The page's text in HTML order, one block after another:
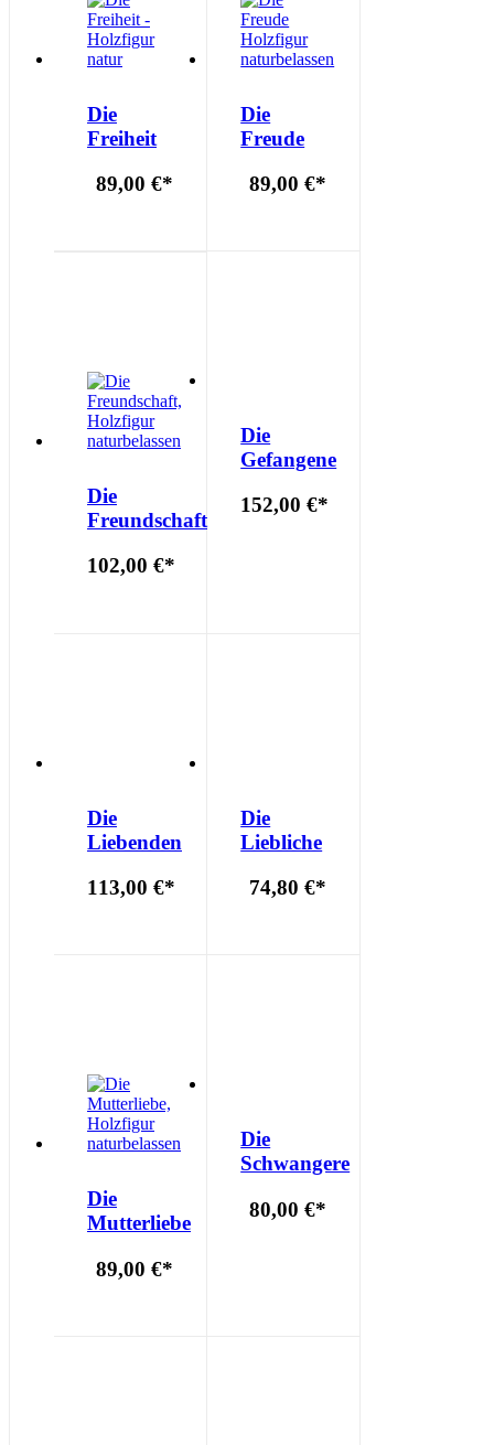
Die
Freiheit
89,00 €*
Die
Freude
89,00 €*
Die
Freundschaft
102,00 €*
Die
Gefangene
152,00 €*
Die
Liebenden
113,00 €*
Die
Liebliche
74,80 €*
Die
Mutterliebe
89,00 €*
Die
Schwangere
80,00 €*